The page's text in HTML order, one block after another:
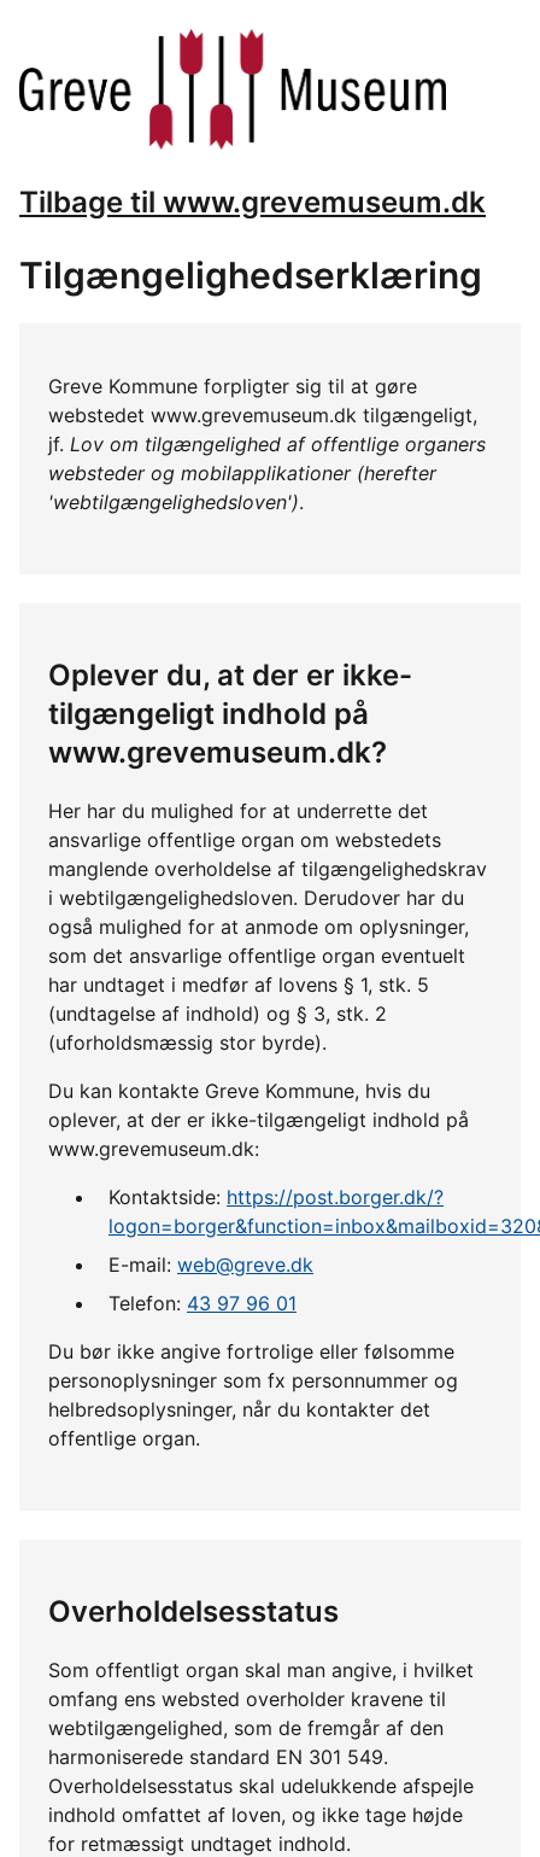
Tilbage til www.grevemuseum.dk
Tilgængelighedserklæring
Greve Kommune forpligter sig til at gøre
webstedet www.grevemuseum.dk tilgængeligt,
jf. Lov om tilgængelighed af offentlige organers
websteder og mobilapplikationer (herefter
'webtilgængelighedsloven').
Oplever du, at der er ikke-
tilgængeligt indhold på
www.grevemuseum.dk?
Her har du mulighed for at underrette det
ansvarlige offentlige organ om webstedets
manglende overholdelse af tilgængelighedskrav
i webtilgængelighedsloven. Derudover har du
også mulighed for at anmode om oplysninger,
som det ansvarlige offentlige organ eventuelt
har undtaget i medfør af lovens § 1, stk. 5
(undtagelse af indhold) og § 3, stk. 2
(uforholdsmæssig stor byrde).
Du kan kontakte Greve Kommune, hvis du
oplever, at der er ikke-tilgængeligt indhold på
www.grevemuseum.dk:
Kontaktside: https://post.borger.dk/?
E-mail: web@greve.dk
Telefon: 43 97 96 01
Du bør ikke angive fortrolige eller følsomme
personoplysninger som fx personnummer og
helbredsoplysninger, når du kontakter det
offentlige organ.
Overholdelsesstatus
Som offentligt organ skal man angive, i hvilket
omfang ens websted overholder kravene til
webtilgængelighed, som de fremgår af den
harmoniserede standard EN 301 549.
Overholdelsesstatus skal udelukkende afspejle
indhold omfattet af loven, og ikke tage højde
for retmæssigt undtaget indhold.